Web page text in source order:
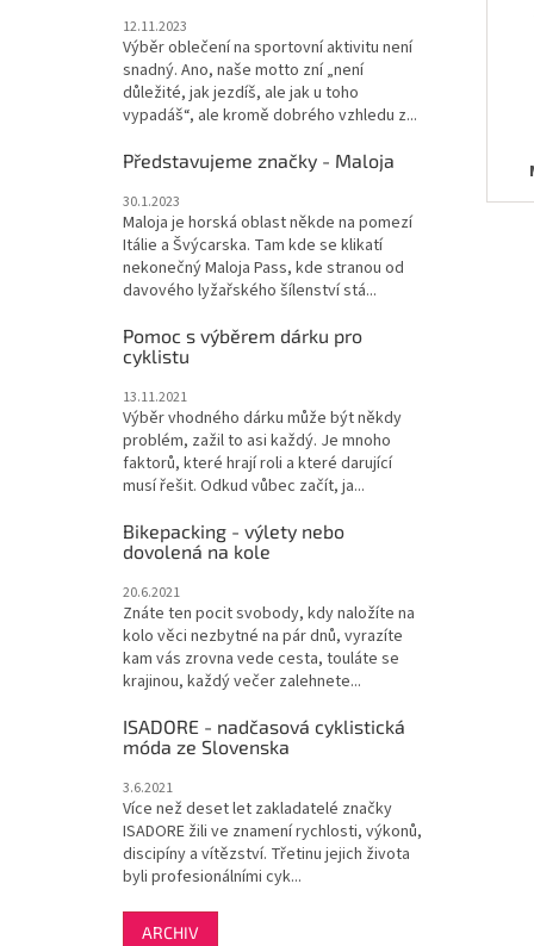
12.11.2023
Výběr oblečení na sportovní aktivitu není
snadný. Ano, naše motto zní „není
důležité, jak jezdíš, ale jak u toho
vypadáš“, ale kromě dobrého vzhledu z...
Představujeme značky - Maloja
30.1.2023
Maloja je horská oblast někde na pomezí
Itálie a Švýcarska. Tam kde se klikatí
nekonečný Maloja Pass, kde stranou od
davového lyžařského šílenství stá...
Pomoc s výběrem dárku pro
cyklistu
13.11.2021
Výběr vhodného dárku může být někdy
problém, zažil to asi každý. Je mnoho
faktorů, které hrají roli a které darující
musí řešit. Odkud vůbec začít, ja...
Bikepacking - výlety nebo
dovolená na kole
20.6.2021
Znáte ten pocit svobody, kdy naložíte na
kolo věci nezbytné na pár dnů, vyrazíte
kam vás zrovna vede cesta, touláte se
krajinou, každý večer zalehnete...
ISADORE - nadčasová cyklistická
móda ze Slovenska
3.6.2021
Více než deset let zakladatelé značky
ISADORE žili ve znamení rychlosti, výkonů,
discipíny a vítězství. Třetinu jejich života
byli profesionálními cyk...
ARCHIV